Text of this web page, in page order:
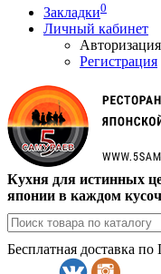
Закладки0
Личный кабинет
Авторизация
Регистрация
Кухня для истинных
японии в каждом
Бесплатная доставка